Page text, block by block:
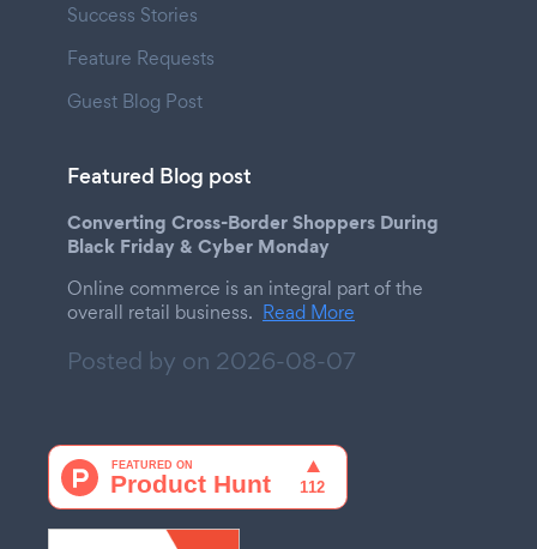
Success Stories
Feature Requests
Guest Blog Post
Featured Blog post
Converting Cross-Border Shoppers During
Black Friday & Cyber Monday
Online commerce is an integral part of the
overall retail business. Read More
Posted by on 2026-08-07